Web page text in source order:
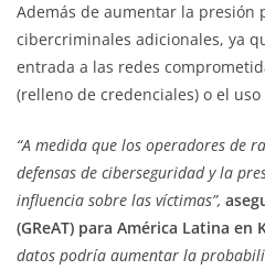
Además de aumentar la presión
cibercriminales adicionales, ya
entrada a las redes
(relleno de credenciales) o el
“A medida que los operadores de
defensas de ciberseguridad y la
influencia sobre las víctimas”,
(GReAT) para América Latina en
datos podría aumentar la